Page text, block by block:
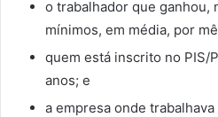
o trabalhador que ganhou,
mínimos, em média, por
quem está inscrito no PIS/
anos; e
a empresa onde